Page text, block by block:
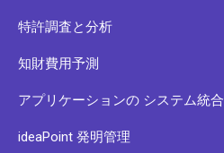
特許調査と分析
知財費用予測
アプリケーションの システム統合
ideaPoint 発明管理